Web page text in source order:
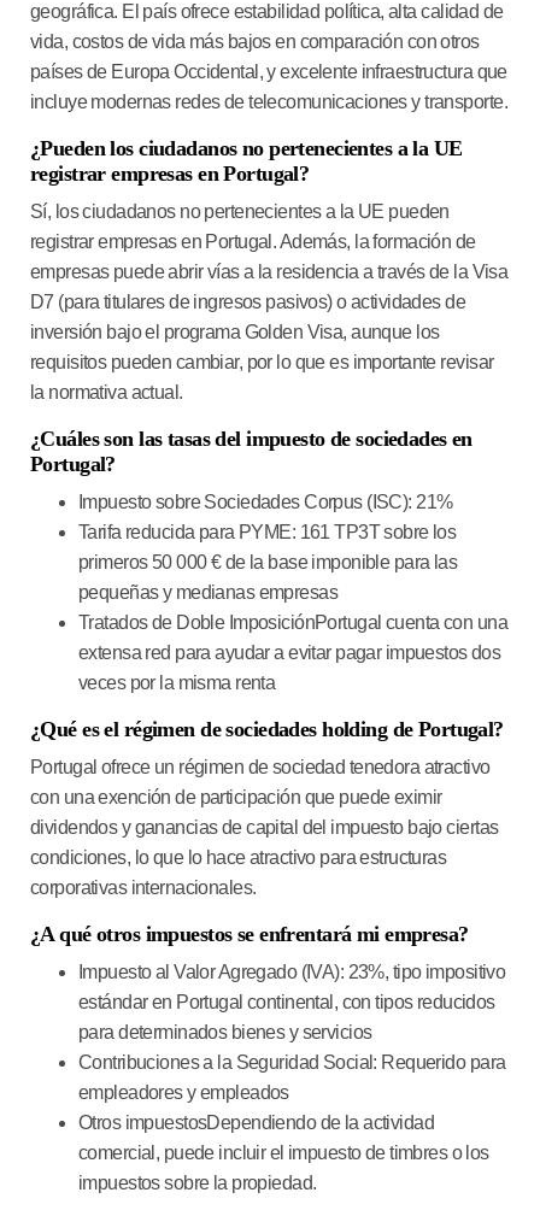
geográfica. El país ofrece estabilidad política, alta calidad de
vida, costos de vida más bajos en comparación con otros
países de Europa Occidental, y excelente infraestructura que
incluye modernas redes de telecomunicaciones y transporte.
¿Pueden los ciudadanos no pertenecientes a la UE
registrar empresas en Portugal?
Sí, los ciudadanos no pertenecientes a la UE pueden
registrar empresas en Portugal. Además, la formación de
empresas puede abrir vías a la residencia a través de la Visa
D7 (para titulares de ingresos pasivos) o actividades de
inversión bajo el programa Golden Visa, aunque los
requisitos pueden cambiar, por lo que es importante revisar
la normativa actual.
¿Cuáles son las tasas del impuesto de sociedades en
Portugal?
Impuesto sobre Sociedades Corpus (ISC): 21%
Tarifa reducida para PYME: 161 TP3T sobre los
primeros 50 000 € de la base imponible para las
pequeñas y medianas empresas
Tratados de Doble ImposiciónPortugal cuenta con una
extensa red para ayudar a evitar pagar impuestos dos
veces por la misma renta
¿Qué es el régimen de sociedades holding de Portugal?
Portugal ofrece un régimen de sociedad tenedora atractivo
con una exención de participación que puede eximir
dividendos y ganancias de capital del impuesto bajo ciertas
condiciones, lo que lo hace atractivo para estructuras
corporativas internacionales.
¿A qué otros impuestos se enfrentará mi empresa?
Impuesto al Valor Agregado (IVA): 23%, tipo impositivo
estándar en Portugal continental, con tipos reducidos
para determinados bienes y servicios
Contribuciones a la Seguridad Social : Requerido para
empleadores y empleados
Otros impuestosDependiendo de la actividad
comercial, puede incluir el impuesto de timbres o los
impuestos sobre la propiedad.